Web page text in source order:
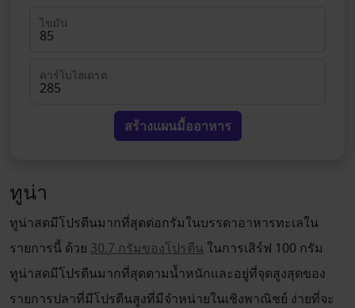
ไขมัน
คาร์โบไฮเดรต
สร้างแผนมื้ออาหาร
ทูน่า
ทูน่าสดมีโปรตีนมากที่สุดต่อกรัมในบรรดาอาหารทะเลใน
รายการนี้ ด้วย 30.7 กรัมของโปรตีน ในการเสิร์ฟ 100 กรัม
ทูน่าสดมีโปรตีนมากที่สุดตามน้ำหนักและอยู่ที่จุดสูงสุดของ
รายการปลาที่มีโปรตีนสูงที่มีจำหน่ายในเชิงพาณิชย์ ง่ายที่จะ